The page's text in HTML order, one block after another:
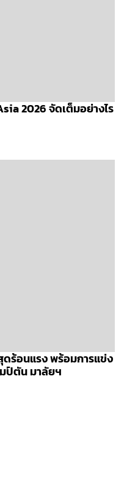
2026 จัดเต็มอย่างไร
ร้อนแรง พร้อมการแข่ง
ป์ตัน มาลัยฯ